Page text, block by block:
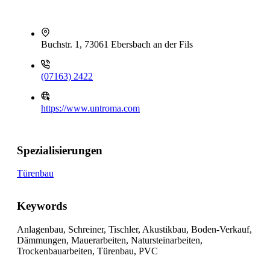
Buchstr. 1, 73061 Ebersbach an der Fils
(07163) 2422
https://www.untroma.com
Spezialisierungen
Türenbau
Keywords
Anlagenbau, Schreiner, Tischler, Akustikbau, Boden-Verkauf,
Dämmungen, Mauerarbeiten, Natursteinarbeiten,
Trockenbauarbeiten, Türenbau, PVC